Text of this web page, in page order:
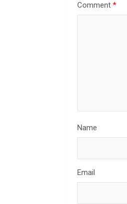
Comment*
Name
Email